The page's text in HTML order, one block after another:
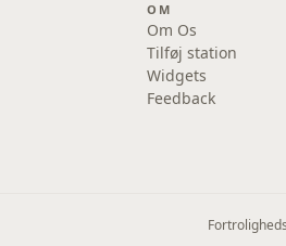
OM
Om Os
Tilføj station
Widgets
Feedback